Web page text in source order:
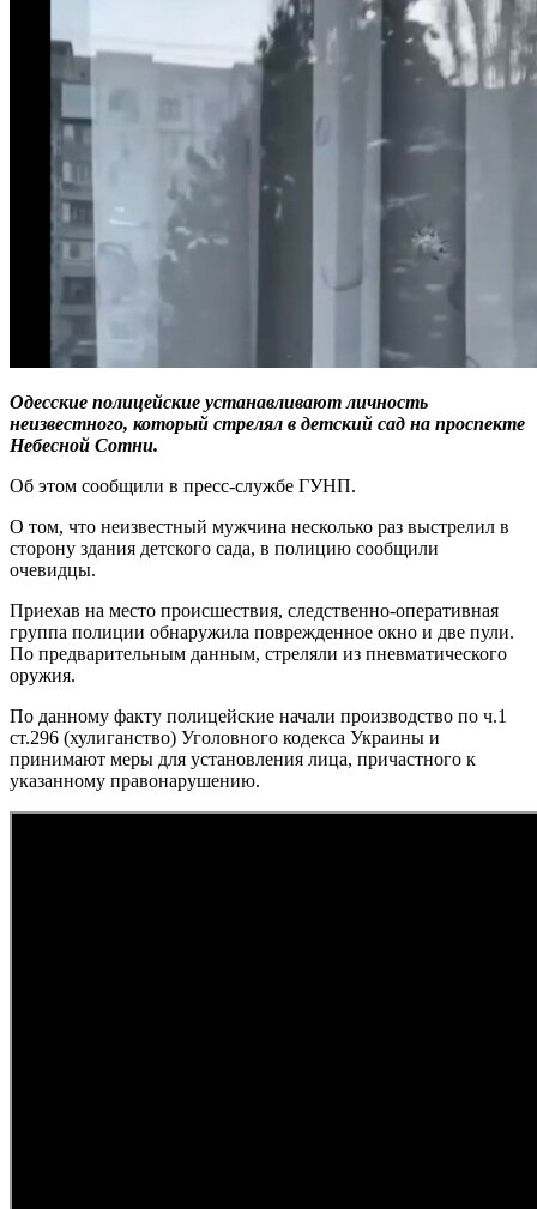
Одесские полицейские устанавливают личность
неизвестного, который стрелял в детский сад на проспекте
Небесной Сотни.
Об этом сообщили в пресс-службе ГУНП.
О том, что неизвестный мужчина несколько раз выстрелил в
сторону здания детского сада, в полицию сообщили
очевидцы.
Приехав на место происшествия, следственно-оперативная
группа полиции обнаружила поврежденное окно и две пули.
По предварительным данным, стреляли из пневматического
оружия.
По данному факту полицейские начали производство по ч.1
ст.296 (хулиганство) Уголовного кодекса Украины и
принимают меры для установления лица, причастного к
указанному правонарушению.